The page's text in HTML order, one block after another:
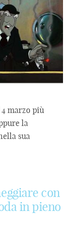
marzo più
la
sua
con
in pieno